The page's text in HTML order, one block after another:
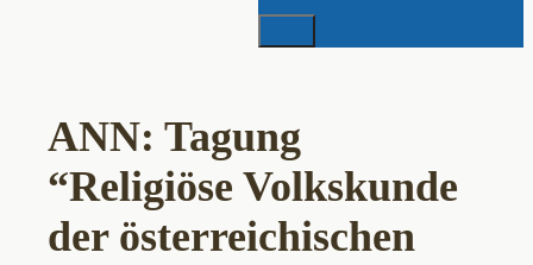
Suchen
ANN: Tagung
“Religiöse Volkskunde
der österreichischen